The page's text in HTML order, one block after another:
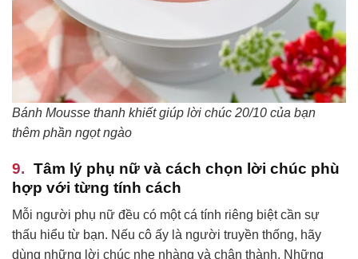
Bánh Mousse thanh khiết giúp lời chúc 20/10 của bạn
thêm phần ngọt ngào
Tâm lý phụ nữ và cách chọn lời chúc phù
hợp với từng tính cách
Mỗi người phụ nữ đều có một cá tính riêng biệt cần sự
thấu hiểu từ bạn. Nếu cô ấy là người truyền thống, hãy
dùng những lời chúc nhẹ nhàng và chân thành. Những